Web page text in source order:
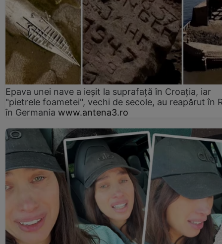
Epava unei nave a ieșit la suprafață în Croația, iar
"pietrele foametei", vechi de secole, au reapărut în
în Germania www.antena3.ro